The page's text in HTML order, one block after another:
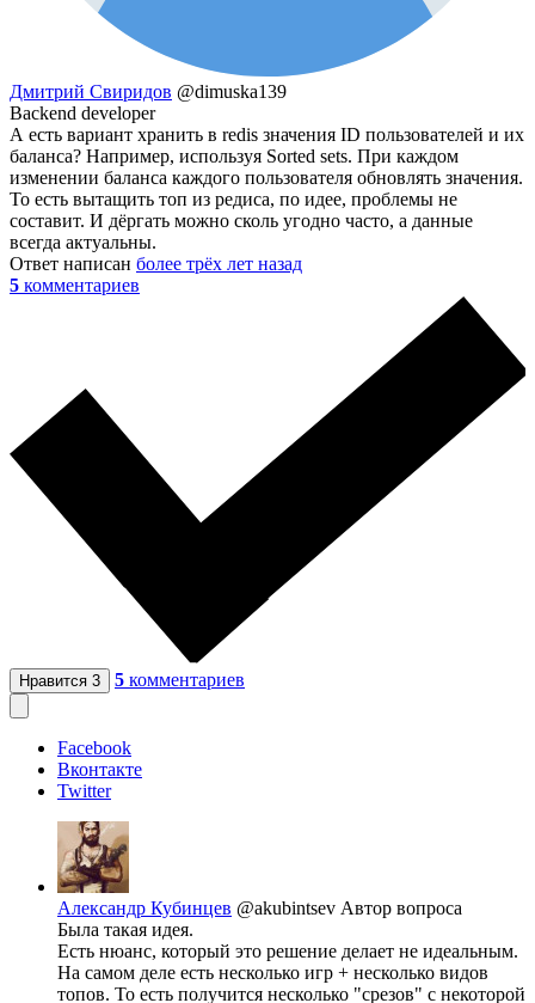
Дмитрий Свиридов @dimuska139
Backend developer
А есть вариант хранить в redis значения ID пользователей и их
баланса? Например, используя Sorted sets. При каждом
изменении баланса каждого пользователя обновлять значения.
То есть вытащить топ из редиса, по идее, проблемы не
составит. И дёргать можно сколь угодно часто, а данные
всегда актуальны.
Ответ написан более трёх лет назад
5 комментариев
Нравится 3 5 комментариев
Facebook
Вконтакте
Twitter
Александр Кубинцев @akubintsev Автор вопроса
Была такая идея.
Есть нюанс, который это решение делает не идеальным.
На самом деле есть несколько игр + несколько видов
топов. То есть получится несколько "срезов" с некоторой